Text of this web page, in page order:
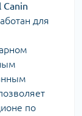
Canin
для
по